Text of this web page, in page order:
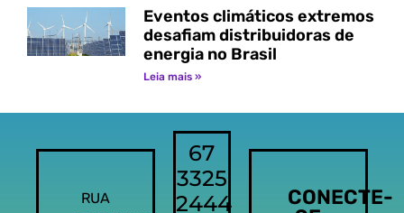
Eventos climáticos extremos
desafiam distribuidoras de
energia no Brasil
Leia mais »
RUA
67
3325
2444
CONECTE-